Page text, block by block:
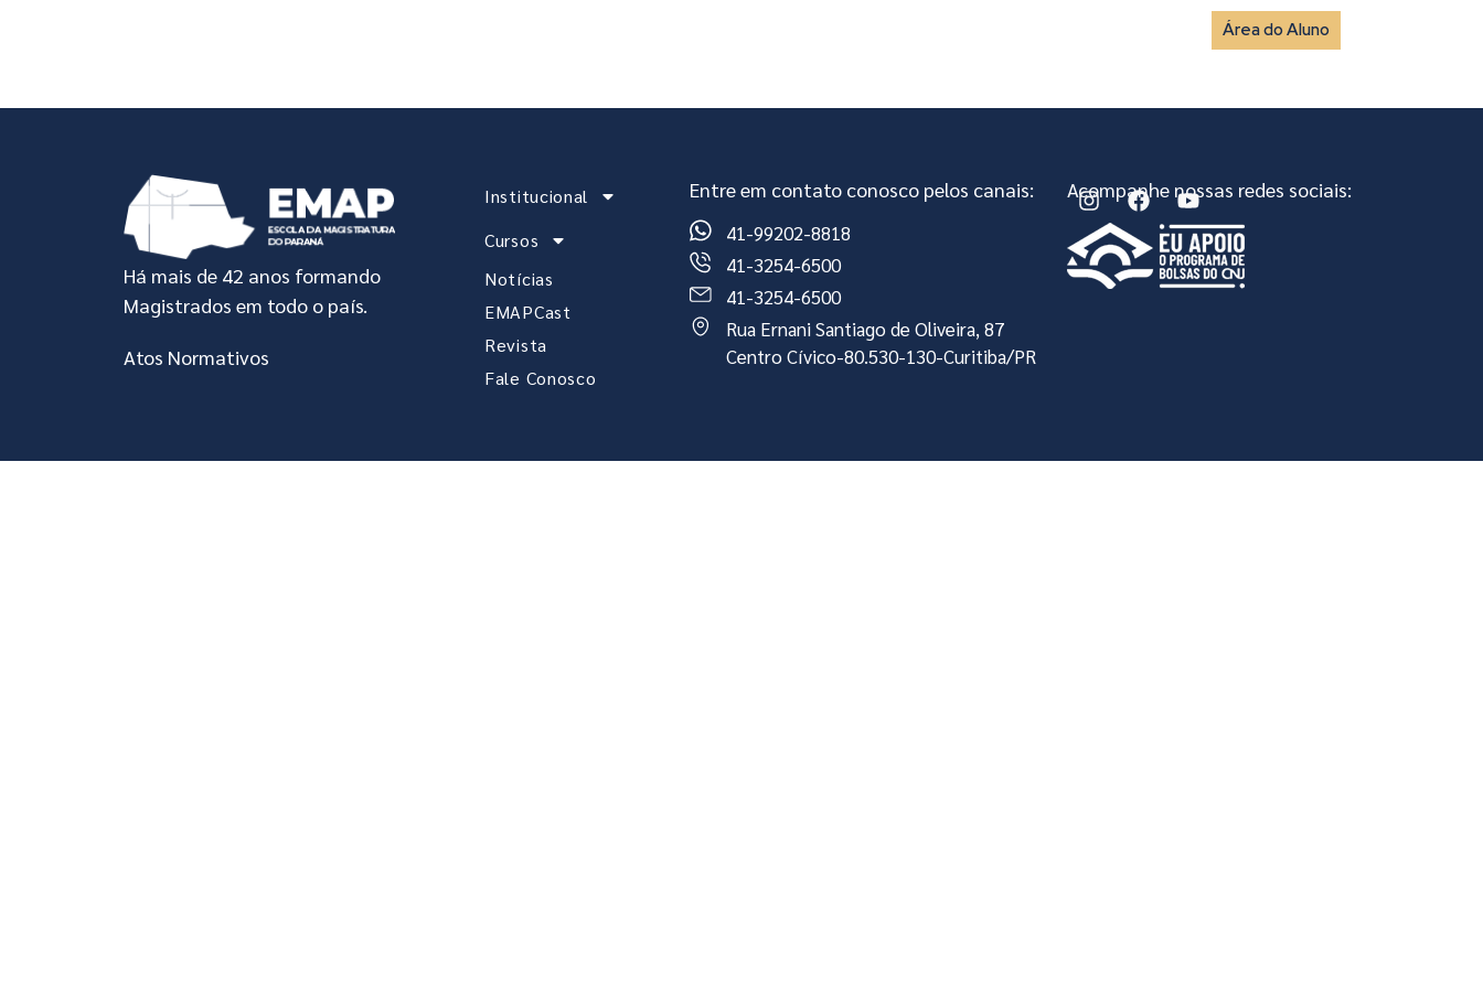
Área do Aluno
Há mais de 42 anos formando
Magistrados em todo o país.
Atos Normativos
Institucional
Cursos
Notícias
EMAPCast
Revista
Fale Conosco
Entre em contato conosco pelos canais:
41-99202-8818
41-3254-6500
41-3254-6500
Rua Ernani Santiago de Oliveira, 87
Centro Cívico-80.530-130-Curitiba/PR
Acompanhe nossas redes sociais: